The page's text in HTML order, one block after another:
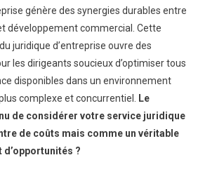
génère des synergies durables entre
développement commercial. Cette
juridique d’entreprise ouvre des
les dirigeants soucieux d’optimiser tous
disponibles dans un environnement
complexe et concurrentiel.
Le
de considérer votre service juridique
de coûts mais comme un véritable
d’opportunités ?